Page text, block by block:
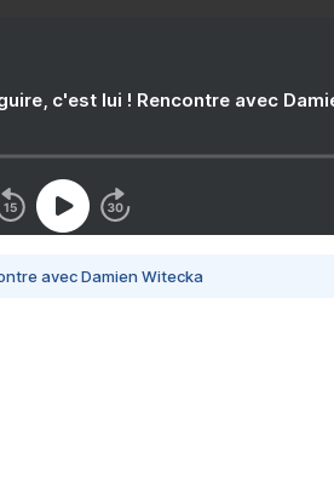
c'est lui ! Rencontre avec
avec Damien Witecka